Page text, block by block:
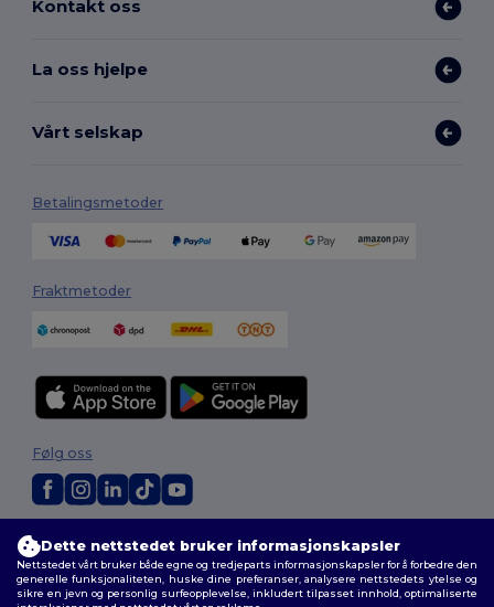
Kontakt oss
La oss hjelpe
Vårt selskap
Betalingsmetoder
Fraktmetoder
2026. Alle rettigheter forbeholdt
Generelle Vilkår| personvernerklæring |Retningslinjer for
informasjonskapsler| Nettstedsoversikt
Følg oss
Dette nettstedet bruker informasjonskapsler
Nettstedet vårt bruker både egne og tredjeparts informasjonskapsler for å forbedre den
generelle funksjonaliteten, huske dine preferanser, analysere nettstedets ytelse og
sikre en jevn og personlig surfeopplevelse, inkludert tilpasset innhold, optimaliserte